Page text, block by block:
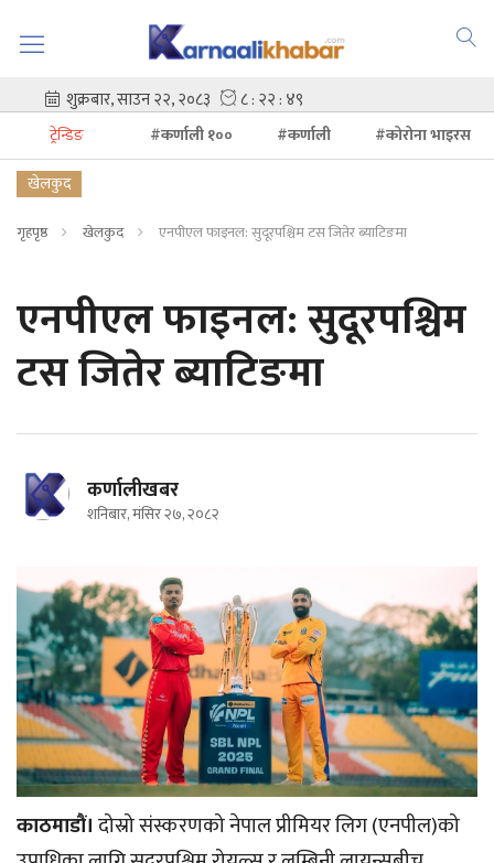
ट्रेन्डिङ #कर्णाली १०० #कर्णाली
#कोरोना भाइरस
खेलकुद
गृहपृष्ठ खेलकुद एनपीएल फाइनल: सुदूरपश्चिम टस जितेर ब्याटिङमा
एनपीएल फाइनल: सुदूरपश्चिम
टस जितेर ब्याटिङमा
कर्णालीखबर
शनिबार, मंसिर २७, २०८२
काठमाडौं।दोस्रो संस्करणको नेपाल प्रीमियर लिग (एनपील)को